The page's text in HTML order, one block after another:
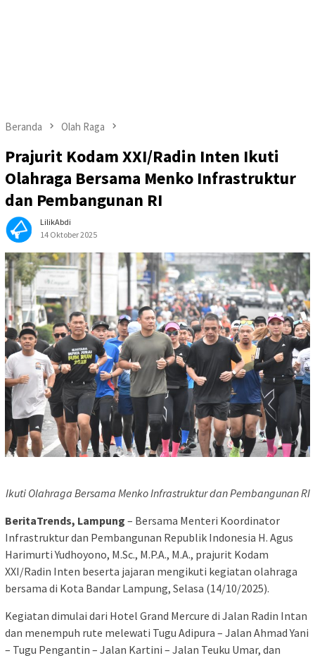
Beranda Olah Raga
Prajurit Kodam XXI/Radin Inten Ikuti
Olahraga Bersama Menko Infrastruktur
dan Pembangunan RI
LilikAbdi
14 Oktober 2025
Ikuti Olahraga Bersama Menko Infrastruktur dan Pembangunan RI
BeritaTrends, Lampung – Bersama Menteri Koordinator
Infrastruktur dan Pembangunan Republik Indonesia H. Agus
Harimurti Yudhoyono, M.Sc., M.P.A., M.A., prajurit Kodam
XXI/Radin Inten beserta jajaran mengikuti kegiatan olahraga
bersama di Kota Bandar Lampung, Selasa (14/10/2025).
Kegiatan dimulai dari Hotel Grand Mercure di Jalan Radin Intan
dan menempuh rute melewati Tugu Adipura – Jalan Ahmad Yani
– Tugu Pengantin – Jalan Kartini – Jalan Teuku Umar, dan